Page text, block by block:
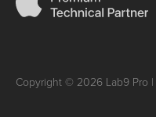
Copyright © 2026 Lab9 Pro |